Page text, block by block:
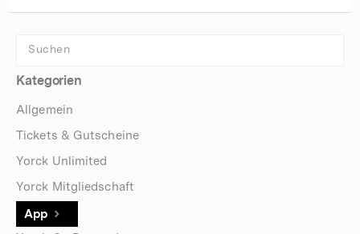
Kategorien
Allgemein
Tickets & Gutscheine
Yorck Unlimited
Yorck Mitgliedschaft
App